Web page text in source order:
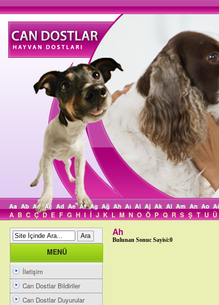
Aa Ab Ac Aç Ad Ae Af Ag Ağ Ah Aı Ai Aj Ak Al Am An Ao
A B C Ç D E F G H I İ J K L M N O Ö P Q R S Ş T U Ü
MENÜ
İletişim
Can Dostlar Bildiriler
Can Dostlar Duyurular
Ah
Bulunan Sonuc Sayisi:0